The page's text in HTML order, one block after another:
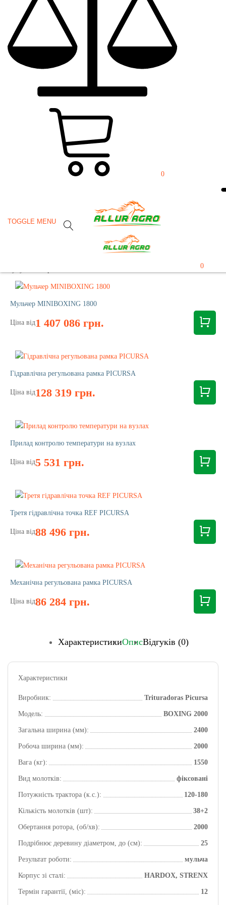
0
TOGGLE MENU
0
Мульчер BOXING 2000 розроблений спеціально для подрібнення
гілок, кущів, дерев до 33 см в діаметрі. Часто використовується для
заниження пнів, подрібнення великих гілок після обрізки. Працює
техніка без заглиблення.
Необхідна потужність трактора від 120 до 180 к.с.
Замовити демопоказ
Менеджер передзвонить вам
Мульчер MINIBOXING 1800
Ціна від1 407 086 грн.
Гідравлічна регульована рамка PICURSA
Ціна від128 319 грн.
Прилад контролю температури на вузлах
Ціна від5 531 грн.
Третя гідравлічна точка REF PICURSA
Ціна від88 496 грн.
Механічна регульована рамка PICURSA
Ціна від86 284 грн.
ХарактеристикиОписВідгуків (0)
Характеристики
Виробник: Trituradoras Picursa
Модель: BOXING 2000
Загальна ширина (мм): 2400
Робоча ширина (мм): 2000
Вага (кг): 1550
Вид молотків: фіксовані
Потужність трактора (к.с.): 120-180
Кількість молотків (шт): 38+2
Обертання ротора, (об/хв): 2000
Подрібнює деревину діаметром, до (см): 25
Результат роботи: мульча
Корпус зі сталі: HARDOX, STRENX
Термін гарантії, (міс): 12